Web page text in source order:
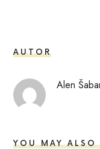
AUTOR
Alen
YOU MAY ALSO